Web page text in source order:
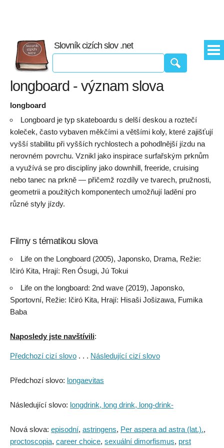
Slovník cizích slov .net
longboard - význam slova
longboard
Longboard je typ skateboardu s delší deskou a roztečí
koleček, často vybaven měkčími a většími koly, které zajišťují
vyšší stabilitu při vyšších rychlostech a pohodlnější jízdu na
nerovném povrchu. Vznikl jako inspirace surfařským prknům
a využívá se pro disciplíny jako downhill, freeride, cruising
nebo tanec na prkně — přičemž rozdíly ve tvarech, pružnosti,
geometrii a použitých komponentech umožňují ladění pro
různé styly jízdy.
Filmy s tématikou slova
Life on the Longboard (2005), Japonsko, Drama, Režie:
Ičiró Kita, Hrají: Ren Ósugi, Jú Tokui
Life on the longboard: 2nd wave (2019), Japonsko,
Sportovní, Režie: Ičiró Kita, Hrají: Hisaši Jošizawa, Fumika
Baba
Naposledy jste navštívili:
Předchozí cizí slovo . . . Následující cizí slovo
Předchozí slovo: longaevitas
Následující slovo: longdrink, long drink, long-drink-
Nová slova: episodní, astringens, Per aspera ad astra (lat.).,
proctoscopia, career choice, sexuální dimorfismus, prst